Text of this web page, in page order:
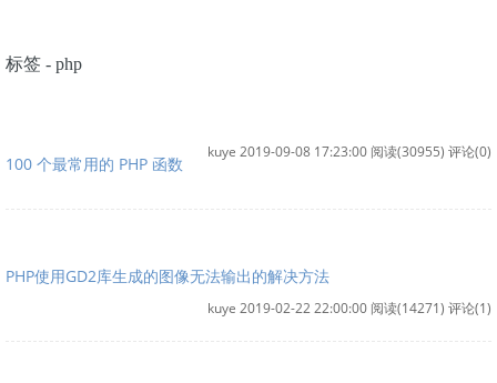
标签 - php
100 个最常用的 PHP 函数
kuye 2019-09-08 17:23:00 阅读(30955) 评论(0)
PHP使用GD2库生成的图像无法输出的解决方法
kuye 2019-02-22 22:00:00 阅读(14271) 评论(1)